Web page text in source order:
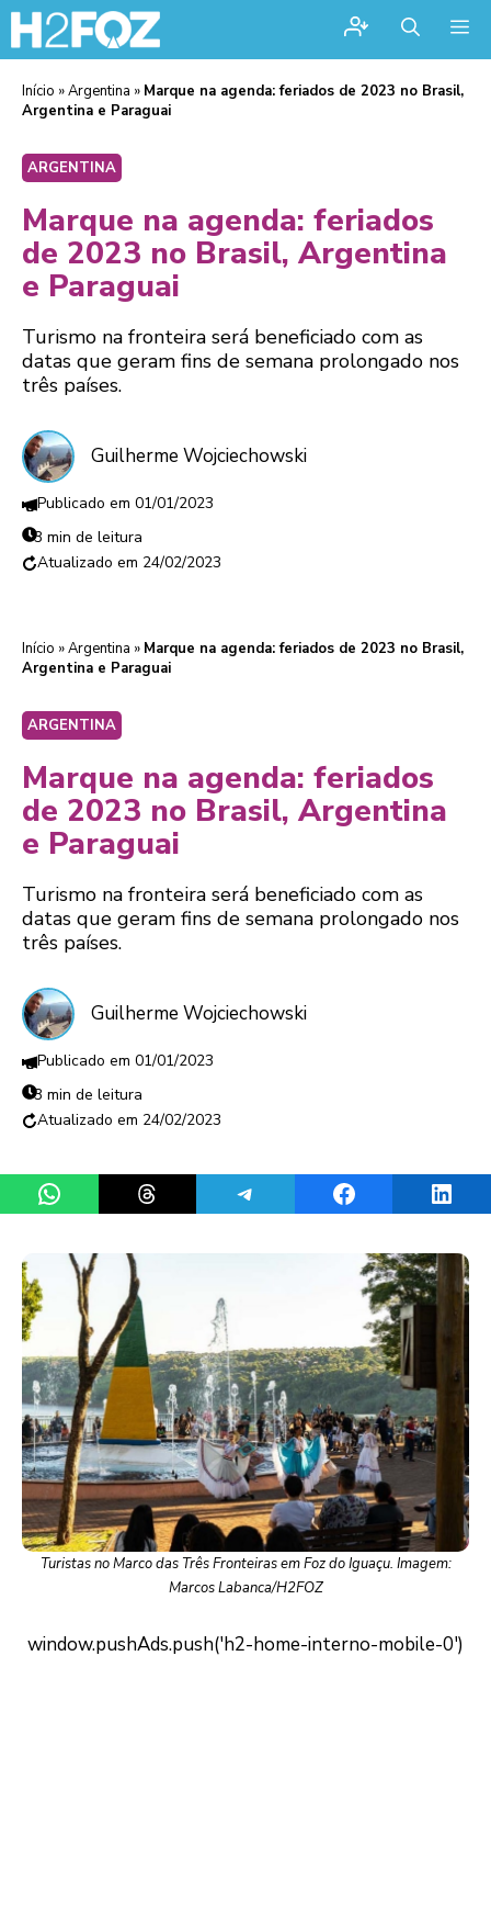
Início »Argentina » Marque na agenda: feriados de 2023 no Brasil,
Argentina e Paraguai
ARGENTINA
Marque na agenda: feriados
de 2023 no Brasil, Argentina
e Paraguai
Turismo na fronteira será beneficiado com as
datas que geram fins de semana prolongado nos
três países.
Guilherme Wojciechowski
01/01/2023
3 min de leitura
24/02/2023
Início »Argentina » Marque na agenda: feriados de 2023 no Brasil,
Argentina e Paraguai
ARGENTINA
Marque na agenda: feriados
de 2023 no Brasil, Argentina
e Paraguai
Turismo na fronteira será beneficiado com as
datas que geram fins de semana prolongado nos
três países.
Guilherme Wojciechowski
01/01/2023
3 min de leitura
24/02/2023
Share on WhatsAppShare on ThreadsShare on TelegramShare on Facebook
Turistas no Marco das Três Fronteiras em Foz do Iguaçu. Imagem:
Marcos Labanca/H2FOZ